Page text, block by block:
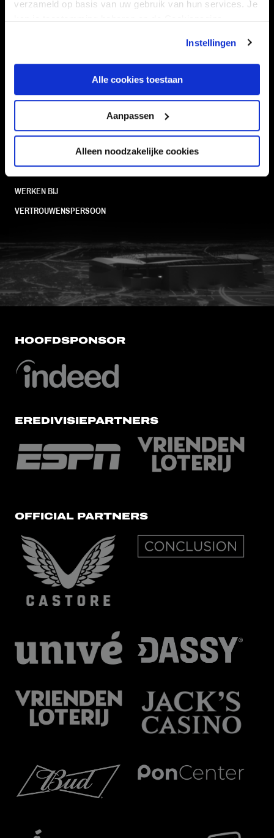
verzameld op basis van uw gebruik van hun services. Je
kan je toestemming beheren op de Cookiepagina.
Instellingen
Alle cookies toestaan
Aanpassen
Alleen noodzakelijke cookies
CLUB
SUPPORTERS
FOUNDATION
VEELGESTELDE VRAGEN
WERKEN BIJ
VERTROUWENSPERSOON
FC Utrecht<br>vanuit<br>het
HOOFDSPONSOR
EREDIVISIEPARTNERS
OFFICIAL PARTNERS